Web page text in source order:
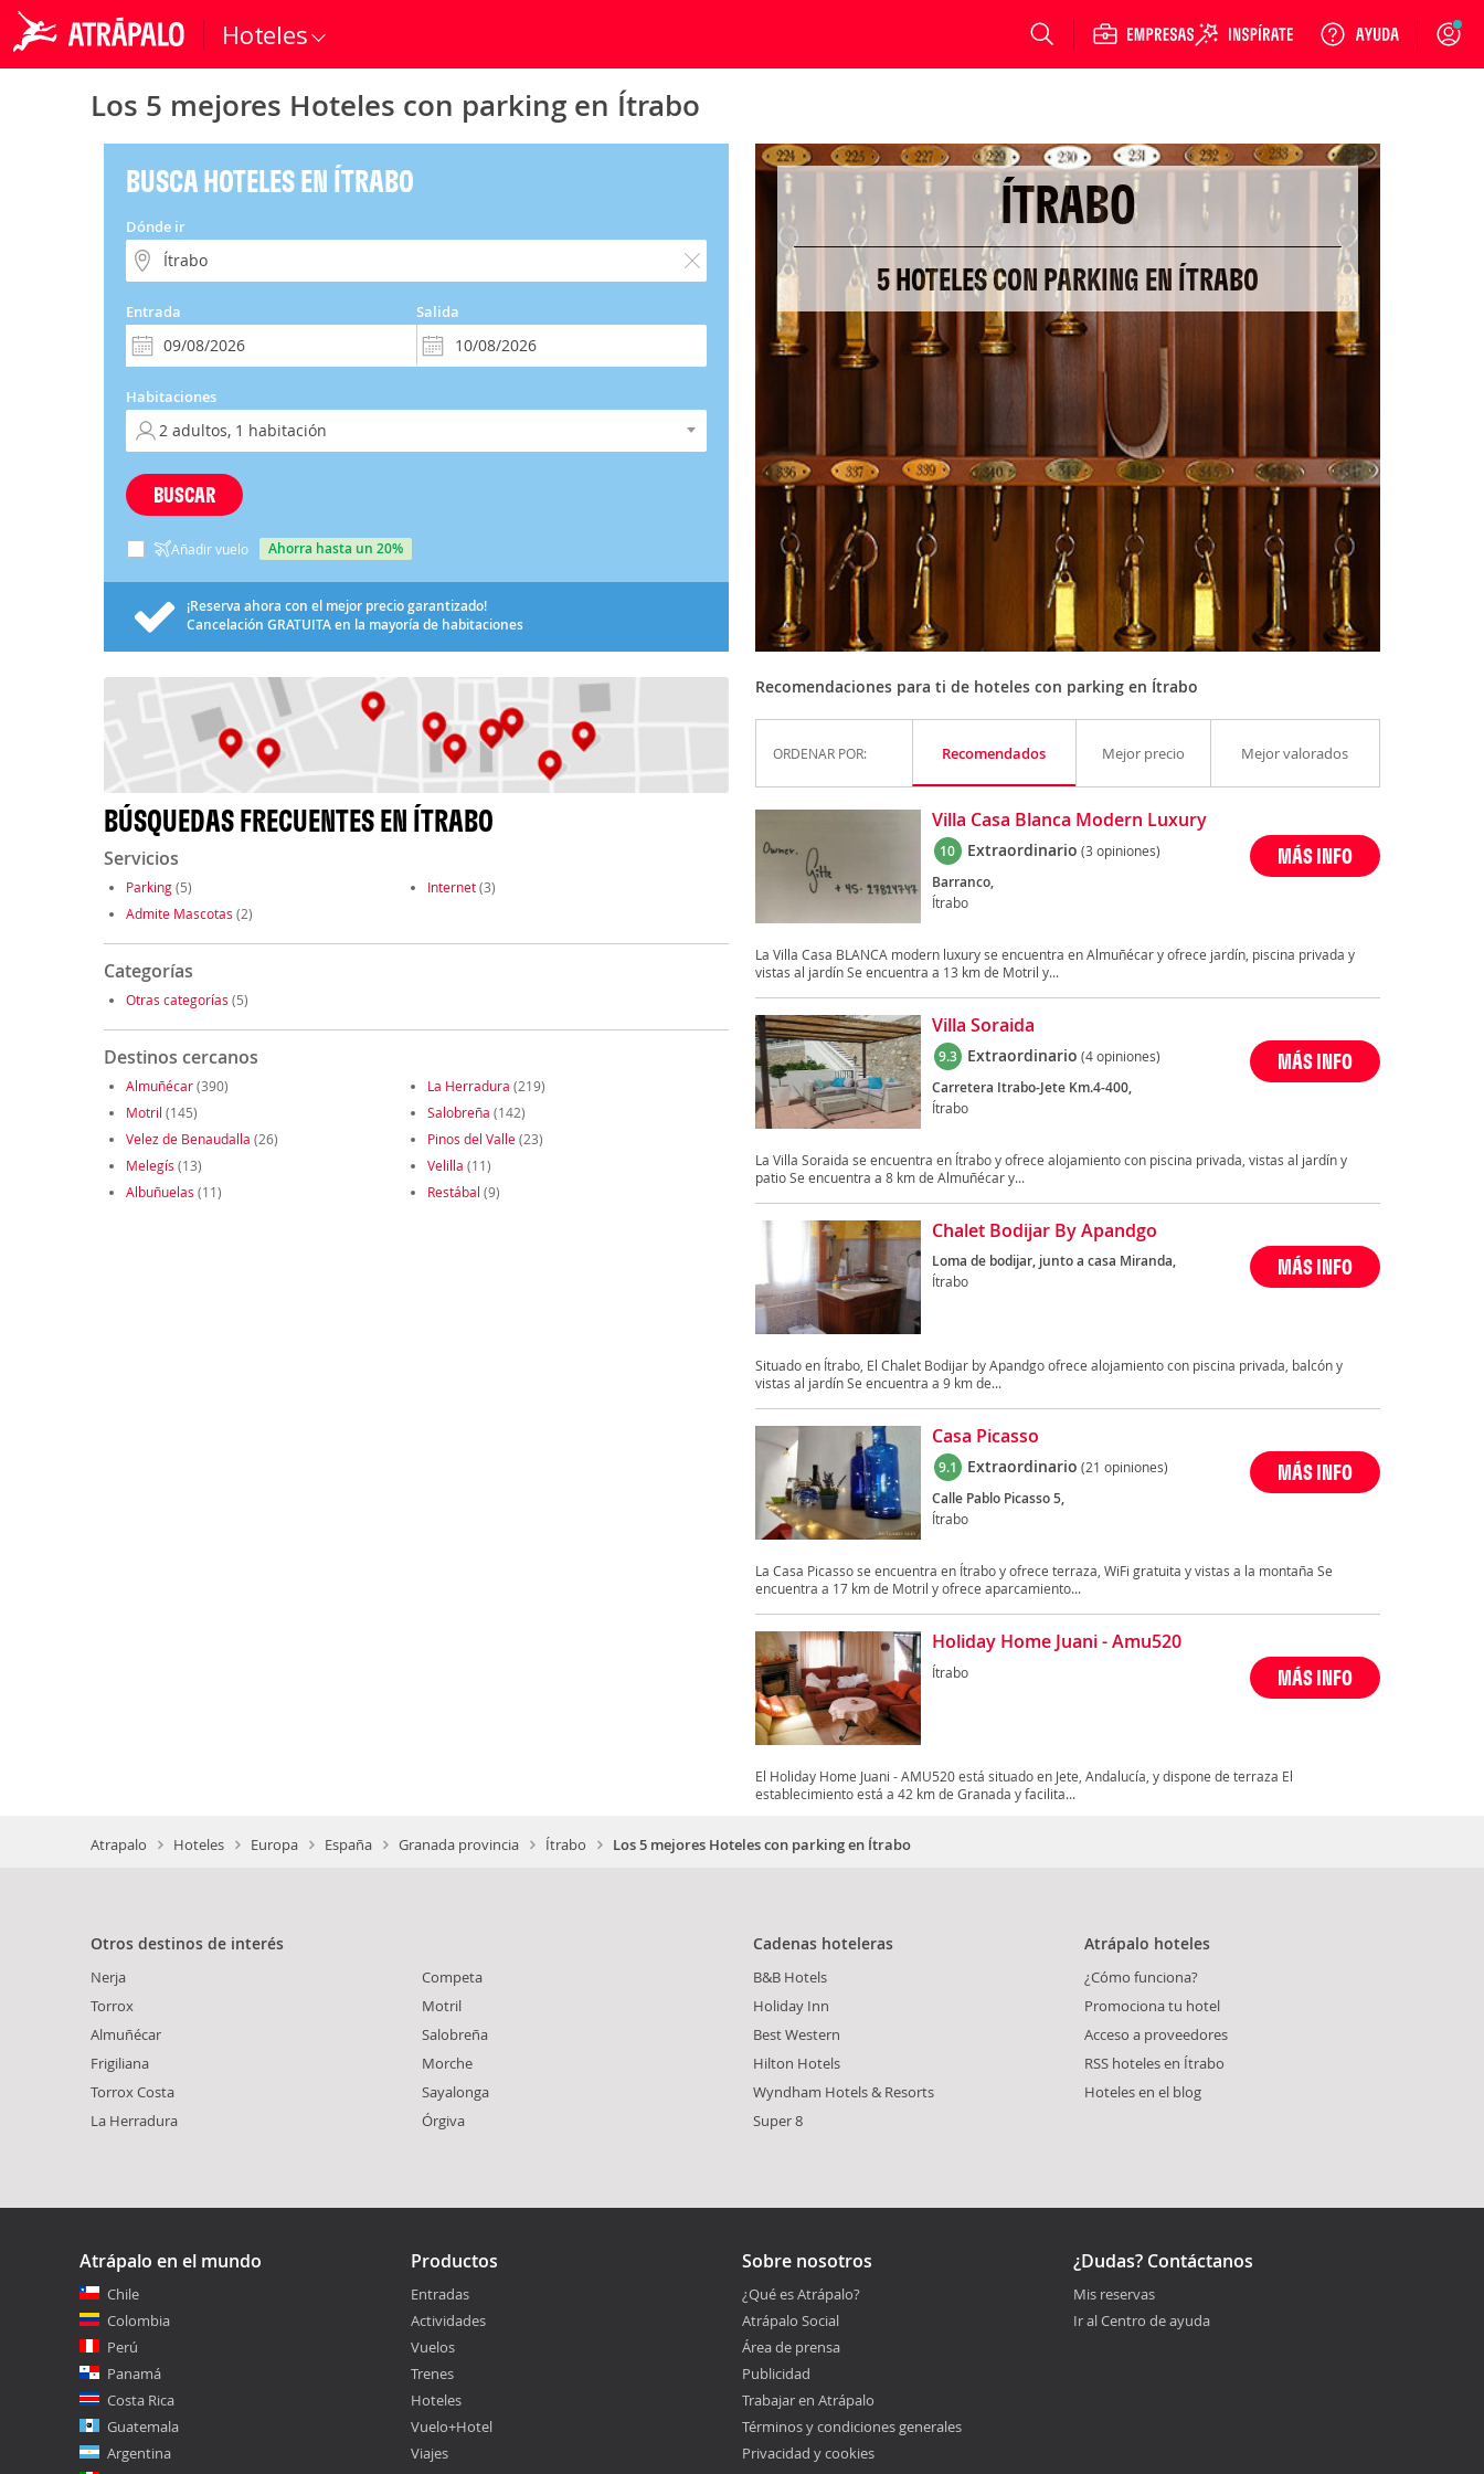
Hoteles Login
Los 5 mejores Hoteles con parking en Ítrabo
BUSCA HOTELES EN ÍTRABO
Dónde ir
Entrada Salida
Habitaciones
BUSCAR
Añadir vuelo ahorra hasta un 20%
¡Reserva ahora con el mejor precio garantizado!
Cancelación GRATUITAen la mayoría de habitaciones
BÚSQUEDAS FRECUENTES EN ÍTRABO
Servicios
Parking(5) Internet(3)
Admite Mascotas (2)
Categorías
Otras categorías (5)
Destinos cercanos
Almuñécar(390) La Herradura (219)
Motril (145) Salobreña (142)
Velez de Benaudalla (26) Pinos del Valle(23)
Melegís (13) Velilla (11)
Albuñuelas (11) Restábal (9)
ÍTRABO
5 HOTELES CON PARKING EN ÍTRABO
Recomendaciones para ti de hoteles con parking en Ítrabo
ORDENAR POR: Recomendados Mejor precio Mejor valorados
Villa Casa Blanca Modern Luxury
10 Extraordinario (3 opiniones)
Barranco,
Ítrabo
MÁS INFO
La Villa Casa BLANCA modern luxury se encuentra en Almuñécar y ofrece jardín, piscina privada y
vistas al jardín Se encuentra a 13 km de Motril y...
Villa Soraida
9.3 Extraordinario (4 opiniones)
Carretera Itrabo-Jete Km.4-400,
Ítrabo
MÁS INFO
La Villa Soraida se encuentra en Ítrabo y ofrece alojamiento con piscina privada, vistas al jardín y
patio Se encuentra a 8 km de Almuñécar y...
Chalet Bodijar By Apandgo
Loma de bodijar, junto a casa Miranda,
Ítrabo
MÁS INFO
Situado en Ítrabo, El Chalet Bodijar by Apandgo ofrece alojamiento con piscina privada, balcón y
vistas al jardín Se encuentra a 9 km de...
Casa Picasso
9.1 Extraordinario (21 opiniones)
Calle Pablo Picasso 5,
Ítrabo
MÁS INFO
La Casa Picasso se encuentra en Ítrabo y ofrece terraza, WiFi gratuita y vistas a la montaña Se
encuentra a 17 km de Motril y ofrece aparcamiento...
Holiday Home Juani - Amu520
Ítrabo MÁS INFO
El Holiday Home Juani - AMU520 está situado en Jete, Andalucía, y dispone de terraza El
establecimiento está a 42 km de Granada y facilita...
Atrapalo Hoteles Europa España Granada provincia Ítrabo Los 5 mejores Hoteles con parking en Ítrabo
Otros destinos de interés
Nerja
Torrox
Almuñécar
Frigiliana
Torrox Costa
La Herradura
Competa
Motril
Salobreña
Morche
Sayalonga
Órgiva
Cadenas hoteleras
B&B Hotels
Holiday Inn
Best Western
Hilton Hotels
Wyndham Hotels & Resorts
Super 8
Atrápalo hoteles
¿Cómo funciona?
Promociona tu hotel
Acceso a proveedores
RSS hoteles en Ítrabo
Hoteles en el blog
Atrápalo en el mundo
Chile
Colombia
Perú
Panamá
Costa Rica
Guatemala
Argentina
Productos
Entradas
Actividades
Vuelos
Trenes
Hoteles
Vuelo+Hotel
Viajes
Sobre nosotros
¿Qué es Atrápalo?
Atrápalo Social
Área de prensa
Publicidad
Trabajar en Atrápalo
Términos y condiciones generales
Privacidad y cookies
¿Dudas? Contáctanos
Mis reservas
Ir al Centro de ayuda